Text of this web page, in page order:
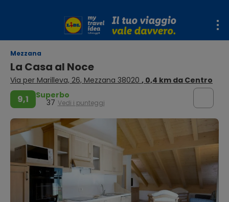
Mezzana
La Casa al Noce
Via per Marilleva, 26, Mezzana 38020 , 0,4 km da Centro
9,1 Superbo
37 Vedi i punteggi